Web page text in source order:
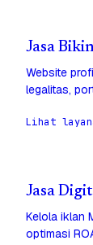
Jasa
Website
legalitas,
Lihat
Jasa
Kelola iklan
optimasi